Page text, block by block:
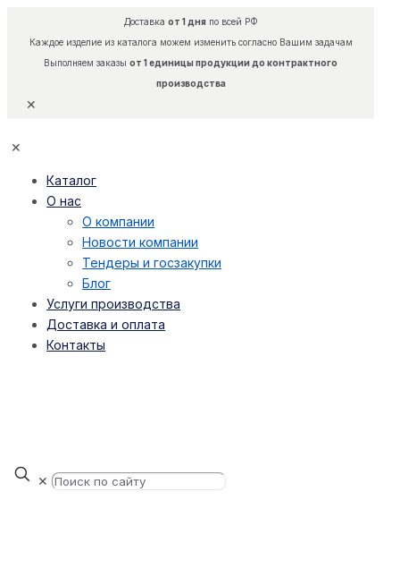
Доставка от 1 дняпо всей РФ
Каждое изделие из каталога можем изменить согласно Вашим задачам
Выполняем заказы от 1 единицы продукции до контрактного
производства
✕
✕
Каталог
О нас
О компании
Новости компании
Тендеры и госзакупки
Блог
Услуги производства
Доставка и оплата
Контакты
✕